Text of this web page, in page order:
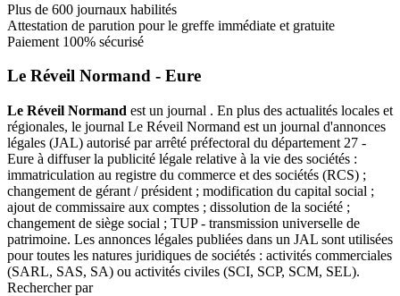
Plus de 600 journaux habilités
Attestation de parution pour le greffe immédiate et gratuite
Paiement 100% sécurisé
Le Réveil Normand - Eure
Le Réveil Normand est un journal . En plus des actualités locales et
régionales, le journal Le Réveil Normand est un journal d'annonces
légales (JAL) autorisé par arrêté préfectoral du département 27 -
Eure à diffuser la publicité légale relative à la vie des sociétés :
immatriculation au registre du commerce et des sociétés (RCS) ;
changement de gérant / président ; modification du capital social ;
ajout de commissaire aux comptes ; dissolution de la société ;
changement de siège social ; TUP - transmission universelle de
patrimoine. Les annonces légales publiées dans un JAL sont utilisées
pour toutes les natures juridiques de sociétés : activités commerciales
(SARL, SAS, SA) ou activités civiles (SCI, SCP, SCM, SEL).
Rechercher par